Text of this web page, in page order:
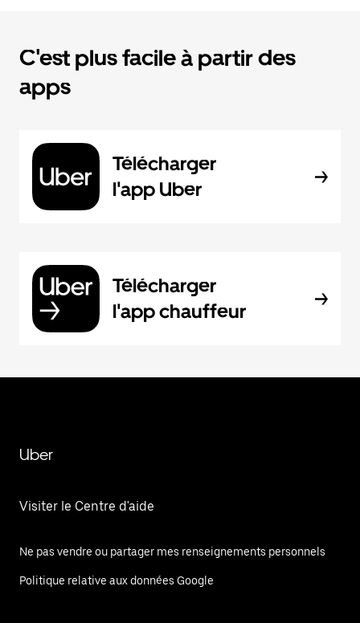
C'est plus facile à partir des
apps
Télécharger
l'app Uber
Télécharger
l'app chauffeur
Uber
Visiter le Centre d'aide
Ne pas vendre ou partager mes renseignements personnels
Politique relative aux données Google